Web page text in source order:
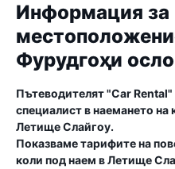
Информация за
Фурудгоҳи
Пътеводителят "Car Rental"
специалист в наемането на
Летище Слайгоу.
Показваме тарифите на
коли под наем вЛетище